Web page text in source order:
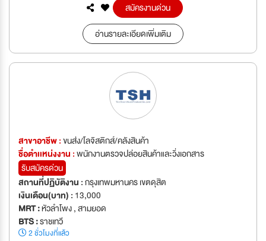
สมัครงานด่วน
อ่านรายละเอียดเพิ่มเติม
สาขาอาชีพ :ขนส่ง/โลจิสติกส์/คลังสินค้า
ชื่อตำเเหน่งงาน :พนักงานตรวจปล่อยสินค้าและวิ่งเอกสาร
รับสมัครด่วน
สถานที่ปฏิบัติงาน :กรุงเทพมหานคร เขตดุสิต
เงินเดือน(บาท) : 13,000
MRT :หัวลำโพง , สามยอด
BTS :ราชเทวี
2 ชั่วโมงที่แล้ว